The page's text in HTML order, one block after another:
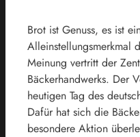
Brot ist Genuss, es ist
Alleinstellungsmerkmal
Meinung vertritt der
Bäckerhandwerks. Der
heutigen Tag des
Dafür hat sich die
besondere Aktion